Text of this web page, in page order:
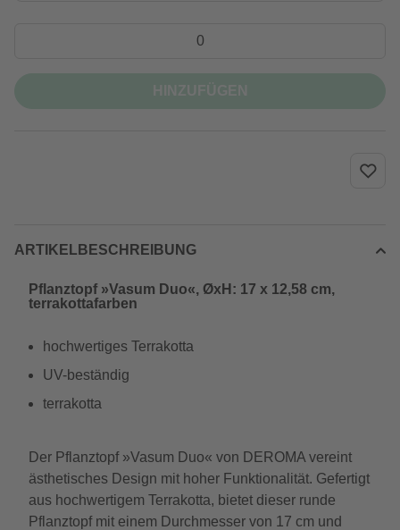
ARTIKELBESCHREIBUNG
Pflanztopf »Vasum Duo«, ØxH: 17 x 12,58 cm,
terrakottafarben
hochwertiges Terrakotta
UV-beständig
terrakotta
Der Pflanztopf »Vasum Duo« von DEROMA vereint
ästhetisches Design mit hoher Funktionalität. Gefertigt
aus hochwertigem Terrakotta, bietet dieser runde
Pflanztopf mit einem Durchmesser von 17 cm und